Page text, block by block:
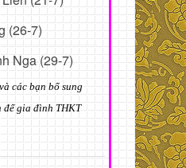
(26-7)
Nga (29-7)
các bạn bổ sung
để gia đình THKT